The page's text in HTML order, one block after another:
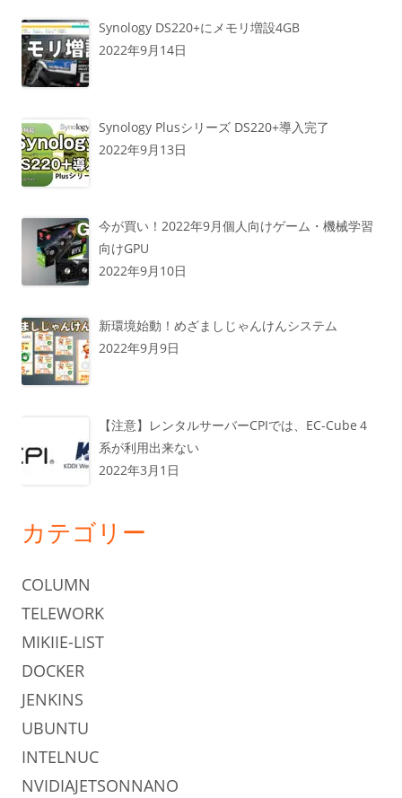
Synology DS220+にメモリ増設4GB
2022年9月14日
Synology Plusシリーズ DS220+導入完了
2022年9月13日
今が買い！2022年9月個人向けゲーム・機械学習
向けGPU
2022年9月10日
新環境始動！めざましじゃんけんシステム
2022年9月9日
【注意】レンタルサーバーCPIでは、EC-Cube４
系が利用出来ない
2022年3月1日
カテゴリー
COLUMN
TELEWORK
MIKIIE-LIST
DOCKER
JENKINS
UBUNTU
INTELNUC
NVIDIAJETSONNANO